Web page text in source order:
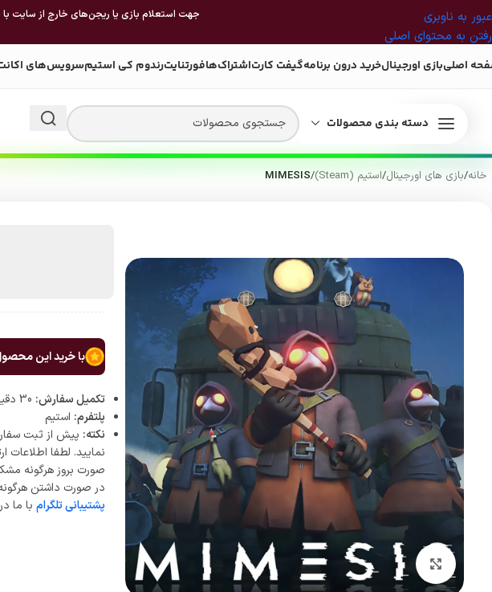
عبور به ناوبری
رفتن به محتوای اصلی
جهت استعلام بازی یا ریجن‌های خارج از سایت با
اصلیبازی اورجینالخرید درون برنامهگیفت کارتاشتراک‌هافورتنایترندوم کی استیمسرویس‌های
دسته بندی محصولات
خانه/بازی های اورجینال/استیم (Steam) /
MIMESIS
بزرگنمایی تصویر
با خرید این
تکمیل سفارش:
پلتفرم: استیم
نکته: پیش از ثبت
نمایید. لطفا اطلاعات
صورت بروز هرگونه
در صورت داشتن
پشتیبانی تلگرامبا ما